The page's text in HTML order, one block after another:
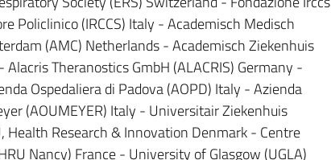
Policlinico (IRCCS) Italy - Academisch Medisch
(AMC) Netherlands - Academisch Ziekenhuis
Theranostics GmbH (ALACRIS) Germany -
Ospedaliera di Padova (AOPD) Italy - Azienda
(AOUMEYER) Italy - Universitair Ziekenhuis
Health Research & Innovation Denmark - Centre
Nancy) France - University of Glasgow (UGLA)